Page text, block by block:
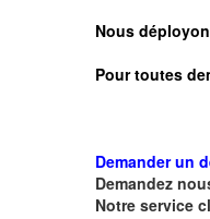
Nous
Pour toutes
Demander un
Demandez
Notre service